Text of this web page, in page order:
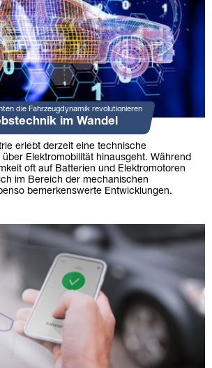
die Fahrzeugdynamik revolutionieren
im Wandel
erlebt derzeit eine technische
über Elektromobilität hinausgeht. Während
oft auf Batterien und Elektromotoren
im Bereich der mechanischen
bemerkenswerte Entwicklungen.